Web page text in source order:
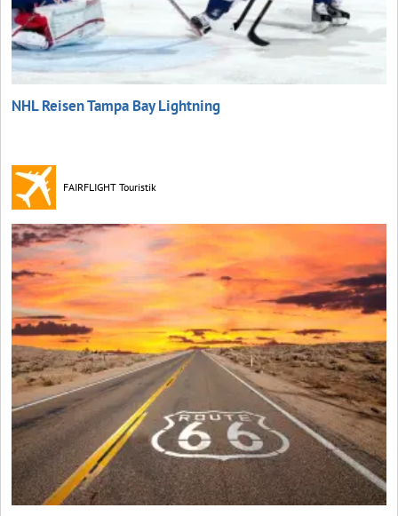
NHL Reisen Tampa Bay Lightning
FAIRFLIGHT Touristik